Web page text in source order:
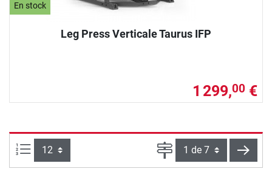
En stock
Leg Press Verticale Taurus IFP
1 299,00 €
Articles par page : Page